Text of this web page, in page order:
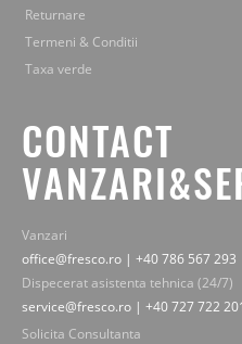
Returnare
Termeni & Conditii
Taxa verde
CONTACT
Vanzari
office@fresco.ro | +40 786 567 293
Dispecerat asistenta tehnica (24/7)
service@fresco.ro | +40 727 722 201
Solicita Consultanta